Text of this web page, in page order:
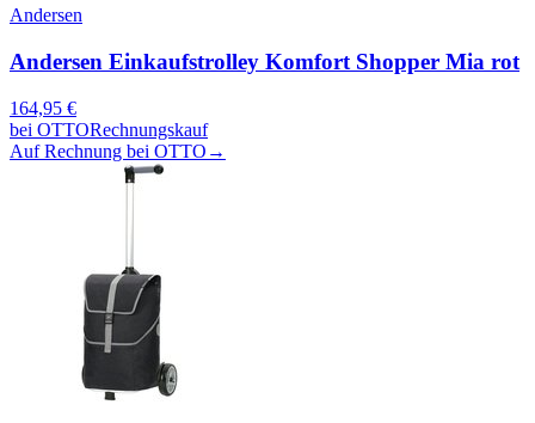
Andersen
Andersen Einkaufstrolley Komfort Shopper Mia rot
164,95 €
bei OTTORechnungskauf
Auf Rechnung bei OTTO →